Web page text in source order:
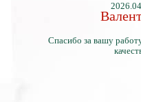
Спасибо за вашу